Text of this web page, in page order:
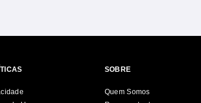
SOBRE
Quem Somos